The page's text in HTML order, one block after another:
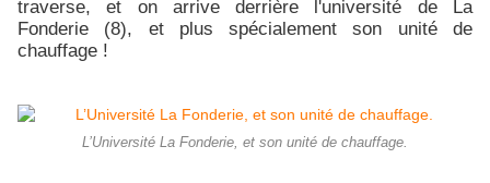
traverse, et on arrive derrière l'université de La
Fonderie (8), et plus spécialement son unité de
chauffage !
L’Université La Fonderie, et son unité de chauffage.